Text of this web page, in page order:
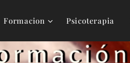
Formacion Psicoterapia